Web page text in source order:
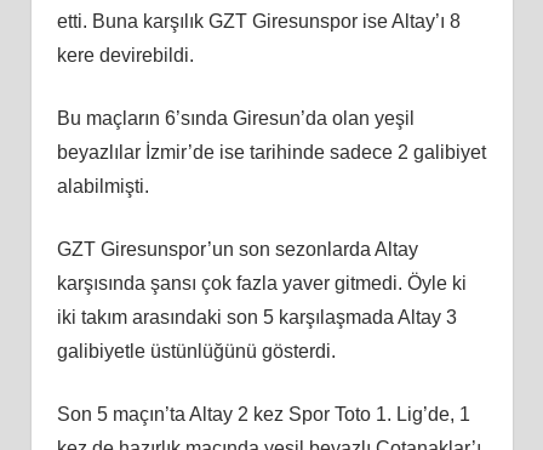
etti. Buna karşılık GZT Giresunspor ise Altay’ı 8
kere devirebildi.
Bu maçların 6’sında Giresun’da olan yeşil
beyazlılar İzmir’de ise tarihinde sadece 2 galibiyet
alabilmişti.
GZT Giresunspor’un son sezonlarda Altay
karşısında şansı çok fazla yaver gitmedi. Öyle ki
iki takım arasındaki son 5 karşılaşmada Altay 3
galibiyetle üstünlüğünü gösterdi.
Son 5 maçın’ta Altay 2 kez Spor Toto 1. Lig’de, 1